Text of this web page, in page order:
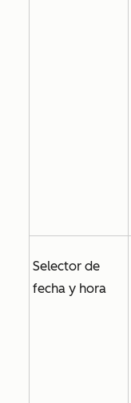
Selector de
fecha y hora